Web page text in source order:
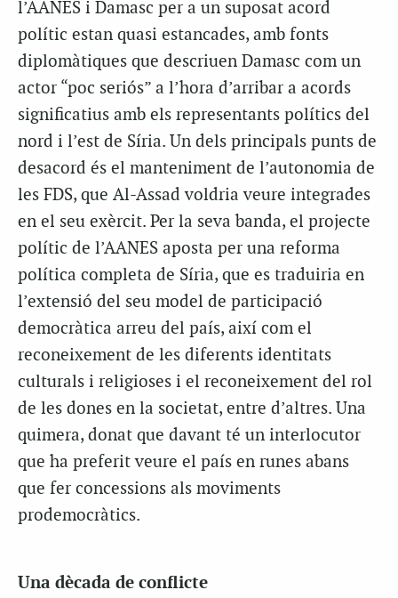
l’AANES i Damasc per a un suposat acord
polític estan quasi estancades, amb fonts
diplomàtiques que descriuen Damasc com un
actor “poc seriós” a l’hora d’arribar a acords
significatius amb els representants polítics del
nord i l’est de Síria. Un dels principals punts de
desacord és el manteniment de l’autonomia de
les FDS, que Al-Assad voldria veure integrades
en el seu exèrcit. Per la seva banda, el projecte
polític de l’AANES aposta per una reforma
política completa de Síria, que es traduiria en
l’extensió del seu model de participació
democràtica arreu del país, així com el
reconeixement de les diferents identitats
culturals i religioses i el reconeixement del rol
de les dones en la societat, entre d’altres. Una
quimera, donat que davant té un interlocutor
que ha preferit veure el país en runes abans
que fer concessions als moviments
prodemocràtics.
Una dècada de conflicte